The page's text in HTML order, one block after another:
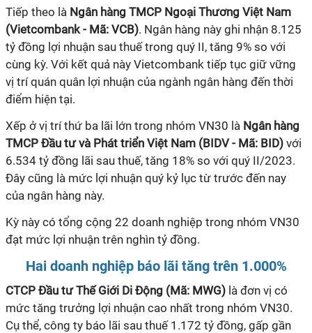
Tiếp theo là Ngân hàng TMCP Ngoại Thương Việt Nam
(Vietcombank - Mã: VCB). Ngân hàng này ghi nhận 8.125
tỷ đồng lợi nhuận sau thuế trong quý II, tăng 9% so với
cùng kỳ. Với kết quả này Vietcombank tiếp tục giữ vững
vị trí quán quân lợi nhuận của ngành ngân hàng đến thời
điểm hiện tại.
Xếp ở vị trí thứ ba lãi lớn trong nhóm VN30 là Ngân hàng
TMCP Đầu tư và Phát triển Việt Nam (BIDV - Mã: BID) với
6.534 tỷ đồng lãi sau thuế, tăng 18% so với quý II/2023.
Đây cũng là mức lợi nhuận quý kỷ lục từ trước đến nay
của ngân hàng này.
Kỳ này có tổng cộng 22 doanh nghiệp trong nhóm VN30
đạt mức lợi nhuận trên nghìn tỷ đồng.
Hai doanh nghiệp báo lãi tăng trên 1.000%
CTCP Đầu tư Thế Giới Di Động (Mã: MWG) là đơn vị có
mức tăng trưởng lợi nhuận cao nhất trong nhóm VN30.
Cụ thể, công ty báo lãi sau thuế 1.172 tỷ đồng, gấp gần